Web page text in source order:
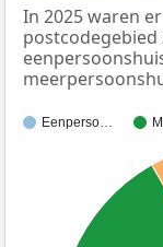
In 2025 waren
postcodegebied
Eenperso…